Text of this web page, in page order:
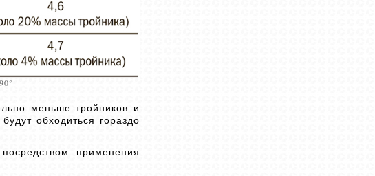
меньше тройников и
обходиться гораздо
применения